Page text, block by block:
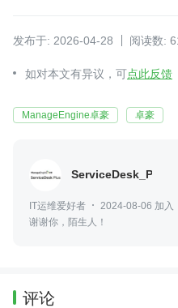
发布于: 2026-04-28 阅读数:
如对本文有异议，可点此反馈
ManageEngine卓豪 卓豪
ServiceDesk_Plus
IT运维爱好者
2024-08-06 加入
谢谢你，陌生人！
评论